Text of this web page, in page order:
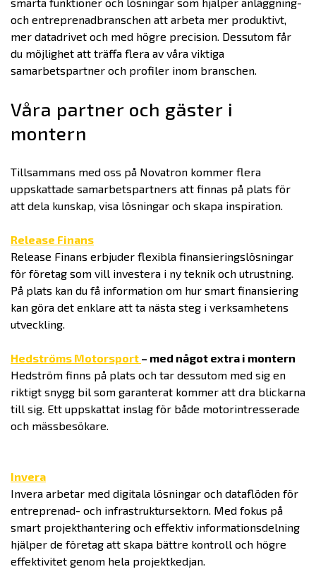
och entreprenadbranschen att arbeta mer produktivt,
mer datadrivet och med högre precision. Dessutom får
du möjlighet att träffa flera av våra viktiga
samarbetspartner och profiler inom branschen.
Våra partner och gäster i
montern
Tillsammans med oss på Novatron kommer flera
uppskattade samarbetspartners att finnas på plats för
att dela kunskap, visa lösningar och skapa inspiration.
Release Finans
Release Finans erbjuder flexibla finansieringslösningar
för företag som vill investera i ny teknik och utrustning.
På plats kan du få information om hur smart finansiering
kan göra det enklare att ta nästa steg i verksamhetens
utveckling.
Hedströms Motorsport – med något extra i montern
Hedström finns på plats och tar dessutom med sig en
riktigt snygg bil som garanterat kommer att dra blickarna
till sig. Ett uppskattat inslag för både motorintresserade
och mässbesökare.
Invera
Invera arbetar med digitala lösningar och dataflöden för
entreprenad- och infrastruktursektorn. Med fokus på
smart projekthantering och effektiv informationsdelning
hjälper de företag att skapa bättre kontroll och högre
effektivitet genom hela projektkedjan.